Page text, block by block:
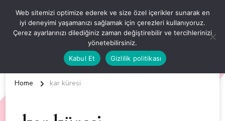
OKUL ÖNCESİ ETKİNLİKLER
EN YENİ VE ÖZGÜN OKUL ÖNCESİ ETKİNLİKLERİ
Home kar küresi
Web sitemizi optimize ederek ve size özel içerikler sunarak en
iyi deneyimi yaşamanızı sağlamak için çerezleri kullanıyoruz.
Çerez ayarlarınızı dilediğiniz zaman değiştirebilir ve tercihlerinizi
yönetebilirsiniz.
Kabul Et
Gizlilik politikası